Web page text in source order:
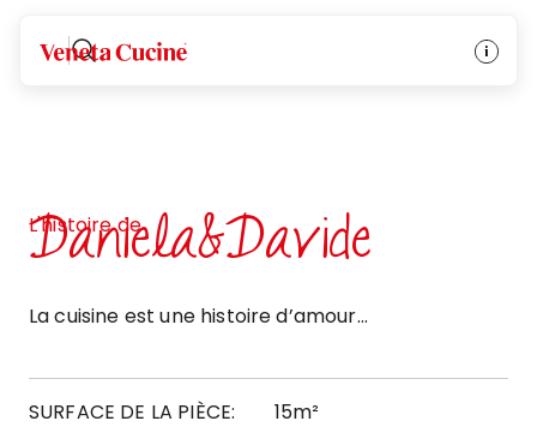
Veneta Cucine
L'histoire de
Daniela&Davide
La cuisine est une histoire d’amour...
SURFACE DE LA PIÈCE: 15m²